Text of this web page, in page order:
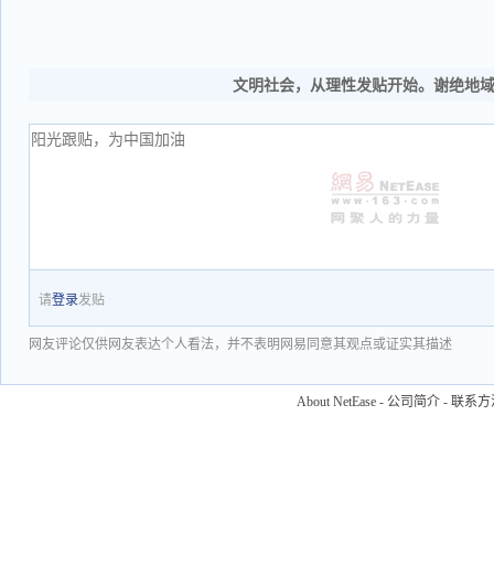
文明社会，从理性发贴开始。谢绝地
请登录发贴
网友评论仅供网友表达个人看法，并不表明网易同意其观点或证实其描述
About NetEase - 公司简介 - 联系方